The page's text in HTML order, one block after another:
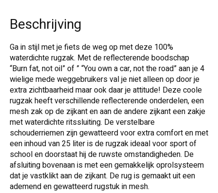
Beschrijving
Ga in stijl met je fiets de weg op met deze 100%
waterdichte rugzak. Met de reflecterende boodschap
“Burn fat, not oil” of ” “You own a car, not the road” aan je 4
wielige mede weggebruikers val je niet alleen op door je
extra zichtbaarheid maar ook daar je attitude! Deze coole
rugzak heeft verschillende reflecterende onderdelen, een
mesh zak op de zijkant en aan de andere zijkant een zakje
met waterdichte ritssluiting. De verstelbare
schouderriemen zijn gewatteerd voor extra comfort en met
een inhoud van 25 liter is de rugzak ideaal voor sport of
school en doorstaat hij de ruwste omstandigheden. De
afsluiting bovenaan is met een gemakkelijk oprolsysteem
dat je vastklikt aan de zijkant. De rug is gemaakt uit een
ademend en gewatteerd rugstuk in mesh.